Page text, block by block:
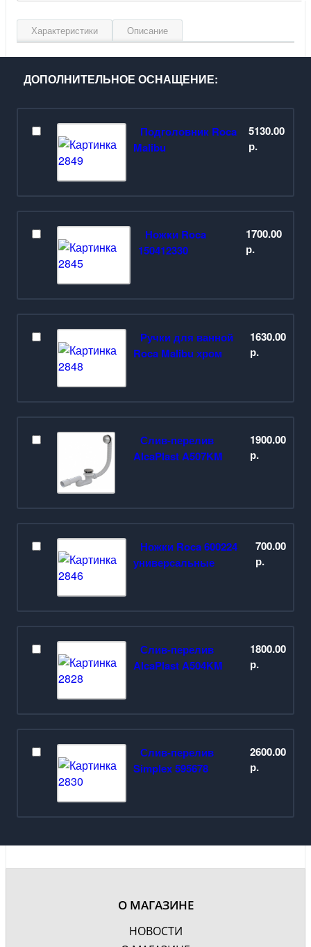
Характеристики Описание
Глубина, см 40
Материал
Вид установки Пристенная
Антискользящее
Гарантия, лет 10
ДОПОЛНИТЕЛЬНОЕ ОСНАЩЕНИЕ:
Подголовник Roca
Malibu
5130.00
р.
Ножки Roca
150412330
1700.00
р.
Ручки для ванной
Roca Malibu хром
1630.00
р.
Слив-перелив
AlcaPlast A507KM
1900.00
р.
Ножки Roca 600224
универсальные
700.00
р.
Слив-перелив
AlcaPlast A504KM
1800.00
р.
Слив-перелив
Simplex 595678
2600.00
р.
О МАГАЗИНЕ
НОВОСТИ